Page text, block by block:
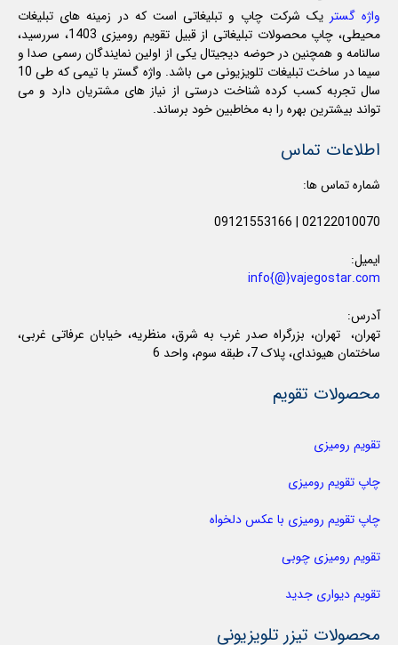
واژه گستر یک شرکت چاپ و تبلیغاتی است که در زمینه های تبلیغات
محیطی، چاپ محصولات تبلیغاتی از قبیل تقویم رومیزی 1403، سررسید،
سالنامه و همچنین در حوضه دیجیتال یکی از اولین نمایندگان رسمی صدا و
سیما در ساخت تبلیغات تلویزیونی می باشد. واژه گستر با تیمی که طی 10
سال تجربه کسب کرده شناخت درستی از نیاز های مشتریان دارد و می
تواند بیشترین بهره را به مخاطبین خود برساند.
اطلاعات تماس
شماره تماس ها:
02122010070
|
09121553166
ایمیل:
info{@}vajegostar.com
آدرس:
تهران، تهران، بزرگراه صدر غرب به شرق، منظریه، خیابان عرفاتی غربی،
ساختمان هیوندای، پلاک 7، طبقه سوم، واحد 6
محصولات تقویم
تقویم رومیزی
چاپ تقویم رومیزی
چاپ تقویم رومیزی با عکس دلخواه
تقویم رومیزی چوبی
تقویم دیواری جدید
محصولات تیزر تلویزیونی